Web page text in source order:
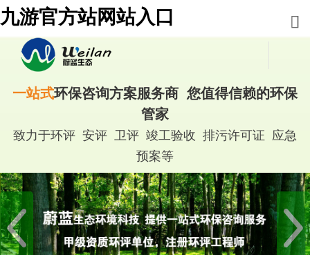
九游官方站网站入口
一站式环保咨询方案服务商 您值得信赖的环保
管家
致力于环评 安评 卫评 竣工验收 排污许可证 应急
预案等